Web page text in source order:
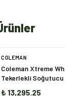
COLEMAN
Coleman Xtreme
Tekerlekli Soğutucu
₺ 13,295.25